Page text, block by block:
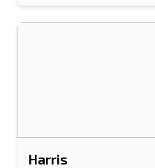
Harris